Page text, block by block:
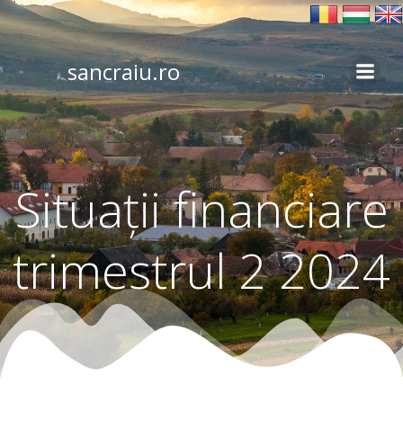
Skip
to
content
sancraiu.ro
Situații financiare
trimestrul 2 2024